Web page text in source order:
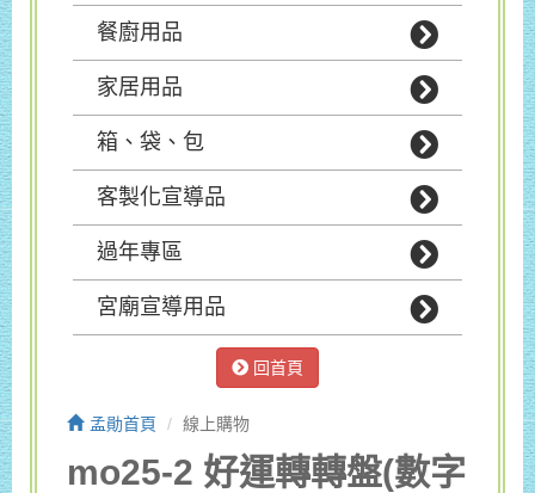
餐廚用品
家居用品
箱、袋、包
客製化宣導品
過年專區
宮廟宣導用品
回首頁
孟勛首頁 線上購物
mo25-2 好運轉轉盤(數字